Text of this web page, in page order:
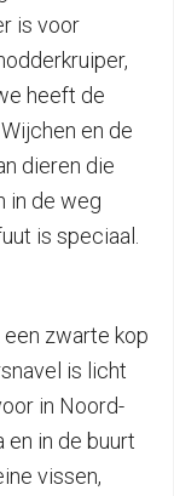
is voor
heeft de
en de
dieren die
in de weg
is speciaal.
zwarte kop
is licht
in Noord-
en in de buurt
vissen,